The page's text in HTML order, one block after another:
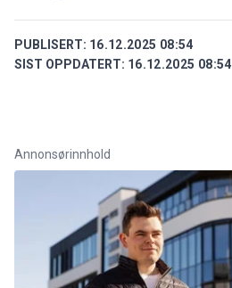
PUBLISERT: 16.12.2025 08:54
SIST OPPDATERT: 16.12.2025 08:54
Annonsørinnhold